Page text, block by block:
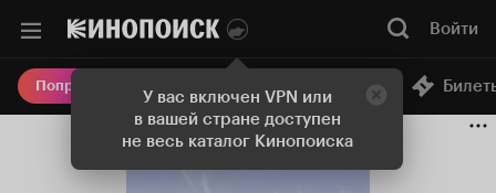
У вас включен VPN или
в вашей стране доступен
не весь каталог Кинопоиска
Войти
Попробовать Плюс Онлайн-кинотеатр